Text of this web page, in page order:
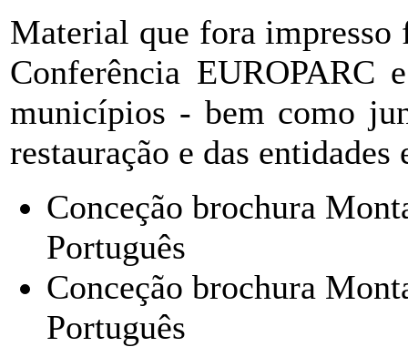
Material que fora
Conferência EUROPARC
municípios - bem como
restauração e das
Conceção brochura
Português
Conceção brochura
Português